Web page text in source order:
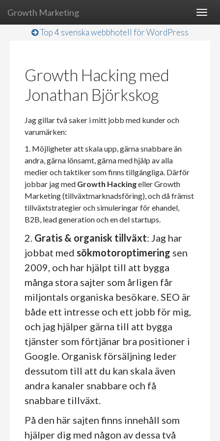
Growth Marketing
Top 4 svenska webbhotell för WordPress
Growth Hacking med
Jonathan Björkskog
Jag gillar två saker i mitt jobb med kunder och
varumärken:
1. Möjligheter att skala upp, gärna snabbare än
andra, gärna lönsamt, gärna med hjälp av alla
medier och taktiker som finns tillgängliga. Därför
jobbar jag med Growth Hackingeller Growth
Marketing (tillväxtmarknadsföring), och då främst
tillväxtstrategier och simuleringar för ehandel,
B2B, lead generation och en del startups.
2. Gratis & organisk tillväxt: Jag har
jobbat medsökmotoroptimering sen
2009, och har hjälpt till att bygga
många stora sajter som årligen får
miljontals organiska besökare. SEO är
både ett intresse och ett jobb för mig,
och jag hjälper gärna till att bygga
tjänster som förtjänar bra positioner i
Google. Organisk försäljning leder
dessutom till att du kan skala även
andra kanaler snabbare och få
snabbare tillväxt.
På den här sajten finns innehåll som
hjälper dig med någon av dessa två